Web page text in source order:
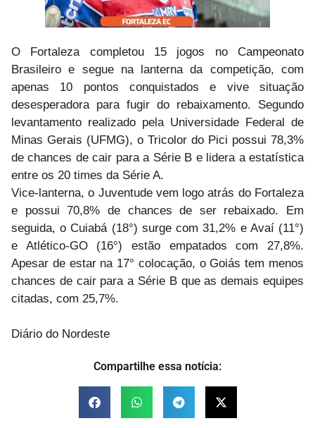
O Fortaleza completou 15 jogos no Campeonato
Brasileiro e segue na lanterna da competição, com
apenas 10 pontos conquistados e vive situação
desesperadora para fugir do rebaixamento. Segundo
levantamento realizado pela Universidade Federal de
Minas Gerais (UFMG), o Tricolor do Pici possui 78,3%
de chances de cair para a Série B e lidera a estatística
entre os 20 times da Série A.
Vice-lanterna, o Juventude vem logo atrás do Fortaleza
e possui 70,8% de chances de ser rebaixado. Em
seguida, o Cuiabá (18°) surge com 31,2% e Avaí (11°)
e Atlético-GO (16°) estão empatados com 27,8%.
Apesar de estar na 17° colocação, o Goiás tem menos
chances de cair para a Série B que as demais equipes
citadas, com 25,7%.
Diário do Nordeste
Compartilhe essa notícia: